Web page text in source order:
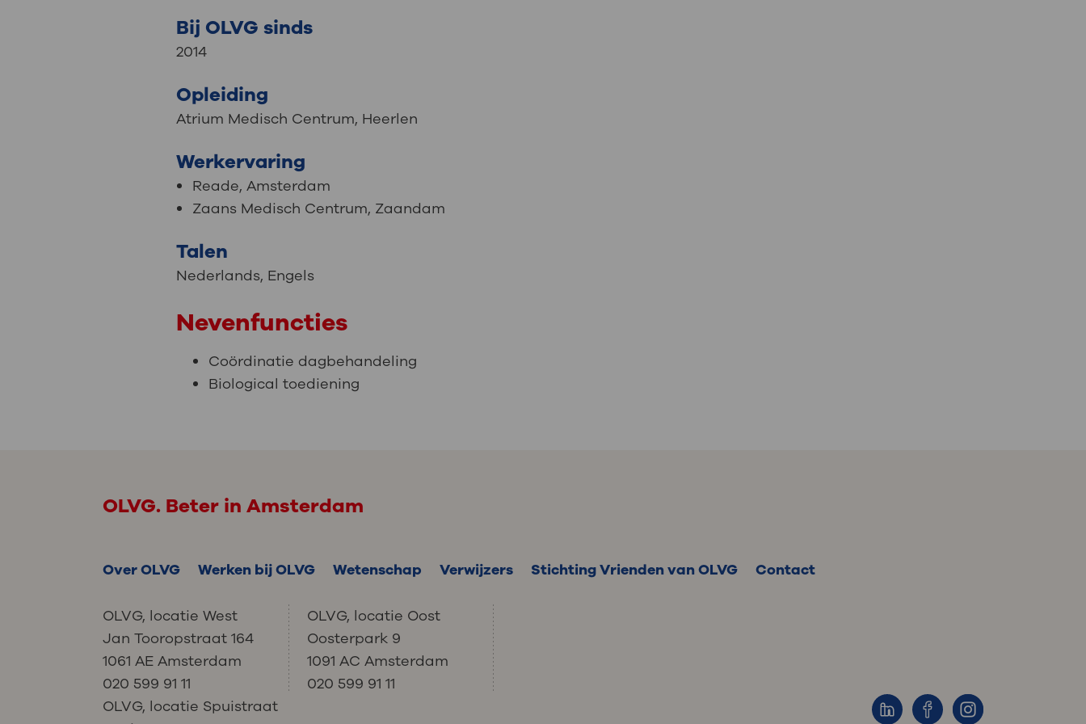
Bij OLVG sinds
2014
Opleiding
Atrium Medisch Centrum, Heerlen
Werkervaring
Reade, Amsterdam
Zaans Medisch Centrum, Zaandam
Talen
Nederlands, Engels
Nevenfuncties
Coördinatie dagbehandeling
Biological toediening
OLVG. Beter in Amsterdam
Over OLVG Werken bij OLVG Wetenschap Verwijzers Stichting Vrienden van OLVG Contact
OLVG, locatie West
Jan Tooropstraat 164
1061 AE Amsterdam
020 599 91 11
OLVG, locatie Oost
Oosterpark 9
1091 AC Amsterdam
020 599 91 11
OLVG, locatie Spuistraat